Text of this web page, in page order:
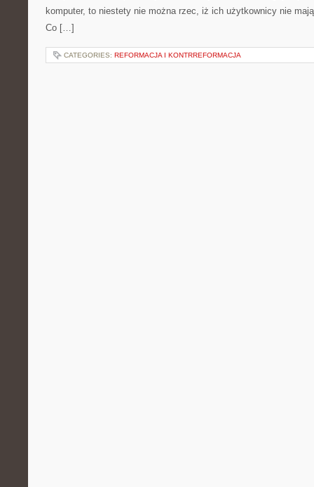
komputer, to niestety nie można rzec, iż ich użytkownicy nie
Co […]
CATEGORIES: REFORMACJA I KONTRREFORMACJA